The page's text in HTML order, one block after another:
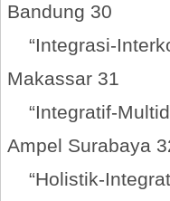
Bandung 30
“Integrasi-
Makassar 31
“Integratif-
Ampel Surabaya
“Holistik-